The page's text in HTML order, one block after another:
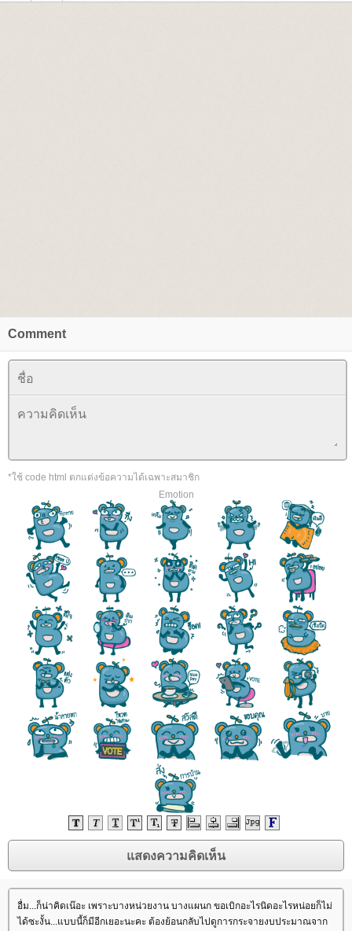
Comment
*ใช้ code html ตกแต่งข้อความได้เฉพาะสมาชิก
Emotion
อื่ม...ก็น่าคิดเน๊อะ เพราะบางหน่วยงาน บางแผนก ขอเบิกอะไรนิดอะไรหน่อยก็ไม่
ได้ซะงั้น...แบบนี้ก็มีอีกเยอะนะคะ ต้องย้อนกลับไปดูการกระจายงบประมาณจาก